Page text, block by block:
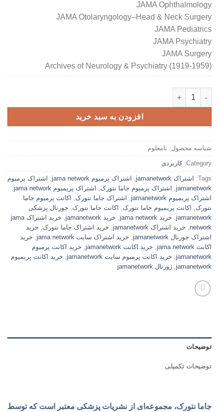
JAMA Ophthalmology
JAMA Otolaryngology–Head & Neck Surgery
JAMA Pediatrics
JAMA Psychiatry
JAMA Surgery
Archives of Neurology & Psychiatry (1919-1959)
اکانت پرمیوم jama network - ژورنال پزشکی عدد
افزودن به سبد خرید
شناسه محصول: نامعلوم
Category: کاربردی
Tags: اشتراک jamanetwork , اشتراک پرمیوم jama network ,
اشتراک پرمیوم
jamanetwork
, اشتراک پرمیوم جاما نتورک, اشتراک پریمیوم jama network
,
اشتراک پریمیوم jamanetwork
, اشتراک جاما نتورک, اکانت پرمیوم جاما
نتورک, اکانت پریمیوم جاما نتورک, اکانت جاما نتورک, جورنال پزشکی
jamanetwork
, خرید jama network , خرید jamanetwork ,
خرید اشتراک jama
network
, خرید اشتراک jamanetwork , خرید اشتراک جاما نتورک, خرید
اشتراک جورنال jamanetwork
, خرید اشتراک سایت jama network , خرید
اکانت jama network
, خرید اکانت jamanetwork , خرید اکانت پرمیوم
jamanetwork
, خرید اکانت پرمیوم سایت jamanetwork , خرید اکانت پریمیوم
jamanetwork
, ژورنال jamanetwork
توضیحات
توضیحات تکمیلی
جاما نتورک، مجموعه‌ای از نشریات پزشکی معتبر است که توسط